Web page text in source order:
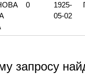
0
1925-
05-02
запросу